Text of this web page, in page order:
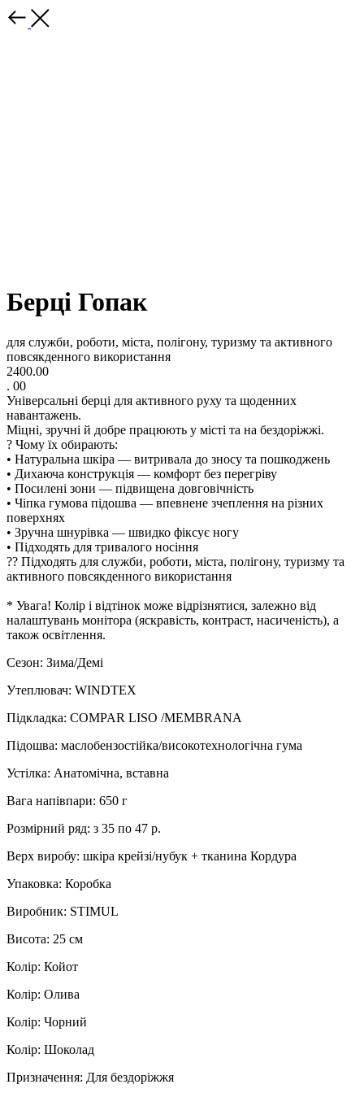
Берці Гопак
для служби, роботи, міста, полігону, туризму та активного
повсякденного використання
2400.00
. 00
Універсальні берці для активного руху та щоденних
навантажень.
Міцні, зручні й добре працюють у місті та на бездоріжжі.
? Чому їх обирають:
• Натуральна шкіра — витривала до зносу та пошкоджень
• Дихаюча конструкція — комфорт без перегріву
• Посилені зони — підвищена довговічність
• Чіпка гумова підошва — впевнене зчеплення на різних
поверхнях
• Зручна шнурівка — швидко фіксує ногу
• Підходять для тривалого носіння
?? Підходять для служби, роботи, міста, полігону, туризму та
активного повсякденного використання
* Увага! Колір і відтінок може відрізнятися, залежно від
налаштувань монітора (яскравість, контраст, насиченість), а
також освітлення.
Сезон: Зима/Демі
Утеплювач: WINDTEX
Підкладка: COMPAR LISO /MEMBRANA
Підошва: маслобензостійка/високотехнологічна гума
Устілка: Анатомічна, вставна
Вага напівпари: 650 г
Розмірний ряд: з 35 по 47 р.
Верх виробу: шкіра крейзі/нубук + тканина Кордура
Упаковка: Коробка
Виробник: STIMUL
Висота: 25 см
Колір: Койот
Колір: Олива
Колір: Чорний
Колір: Шоколад
Призначення: Для бездоріжжя